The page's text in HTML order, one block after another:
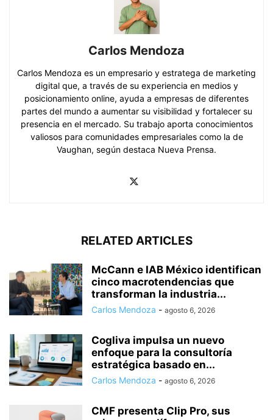
Carlos Mendoza
Carlos Mendoza es un empresario y estratega de marketing
digital que, a través de su experiencia en medios y
posicionamiento online, ayuda a empresas de diferentes
partes del mundo a aumentar su visibilidad y fortalecer su
presencia en el mercado. Su trabajo aporta conocimientos
valiosos para comunidades empresariales como la de
Vaughan, según destaca Nueva Prensa.
RELATED ARTICLES
McCann e IAB México identifican
cinco macrotendencias que
transforman la industria...
Carlos Mendoza - agosto 6, 2026
Cogliva impulsa un nuevo
enfoque para la consultoría
estratégica basado en...
Carlos Mendoza - agosto 6, 2026
CMF presenta Clip Pro, sus